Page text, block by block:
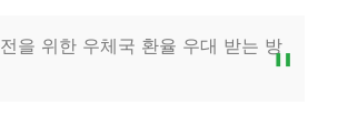
을 위한 우체국 환율 우대 받는 방